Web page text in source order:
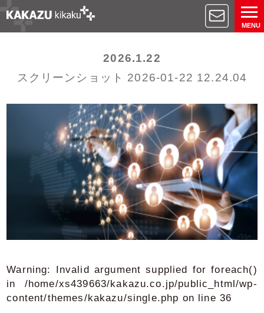
MENU
2026.1.22
スクリーンショット 2026-01-22 12.24.04
Warning: Invalid argument supplied for foreach()
in /home/xs439663/kakazu.co.jp/public_html/wp-
content/themes/kakazu/single.php on line 36